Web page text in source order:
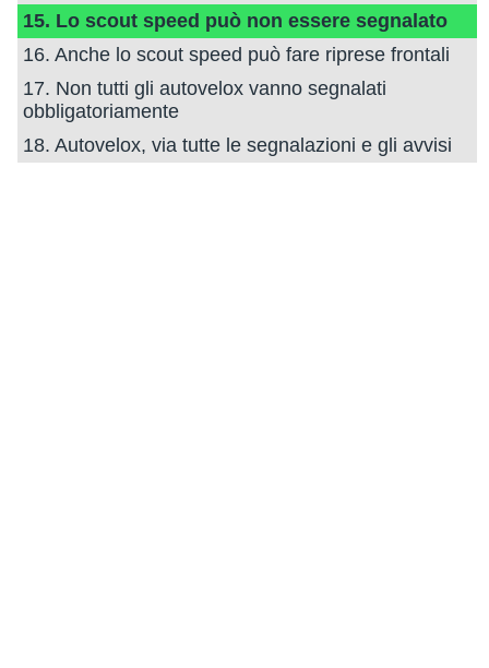
15. Lo scout speed può non essere segnalato
16. Anche lo scout speed può fare riprese frontali
17. Non tutti gli autovelox vanno segnalati
obbligatoriamente
18. Autovelox, via tutte le segnalazioni e gli avvisi